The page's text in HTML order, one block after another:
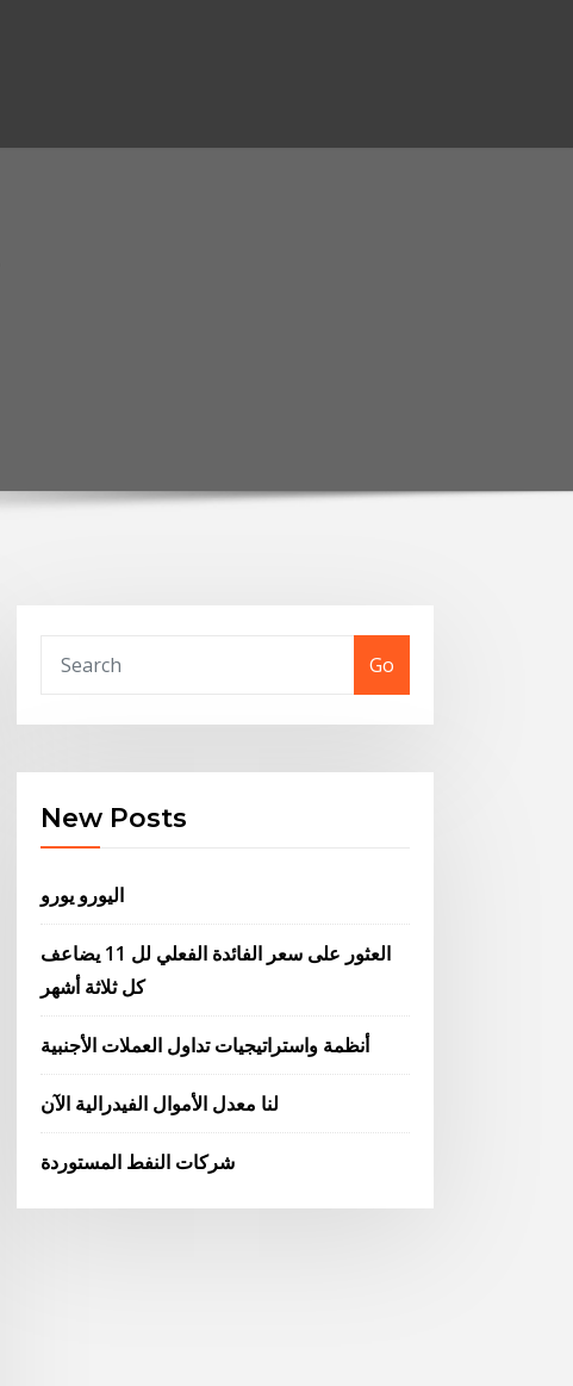
Go
New Posts
اليورو يورو
العثور على سعر الفائدة الفعلي لل 11 يضاعف
كل ثلاثة أشهر
أنظمة واستراتيجيات تداول العملات الأجنبية
لنا معدل الأموال الفيدرالية الآن
شركات النفط المستوردة